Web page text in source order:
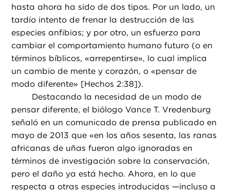
hasta ahora ha sido de dos tipos. Por un lado, un
tardío intento de frenar la destrucción de las
especies anfibias; y por otro, un esfuerzo para
cambiar el comportamiento humano futuro (o en
términos bíblicos, «arrepentirse», lo cual implica
un cambio de mente y corazón, o «pensar de
modo diferente» [Hechos 2:38]).
Destacando la necesidad de un modo de
pensar diferente, el biólogo Vance T. Vredenburg
señaló en un comunicado de prensa publicado en
mayo de 2013 que «en los años sesenta, las ranas
africanas de uñas fueron algo ignoradas en
términos de investigación sobre la conservación,
pero el daño ya está hecho. Ahora, en lo que
respecta a otras especies introducidas —incluso a